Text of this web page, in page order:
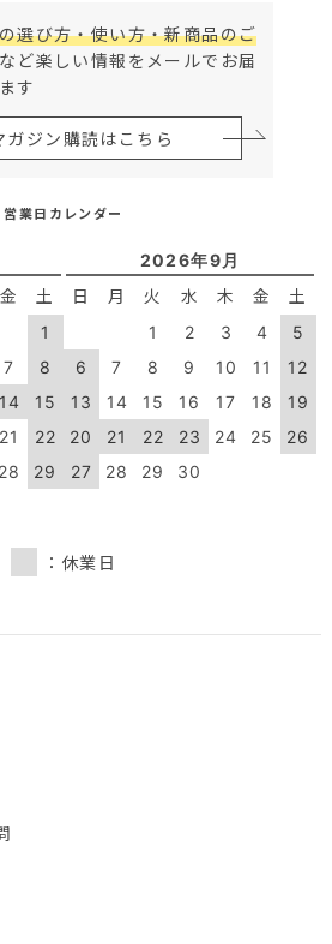
選び方・使い方・新商品のご
ど楽しい情報をメールでお届
す
ガジン購読はこちら
営業日カレンダー
金 土
1
7
8
14
15
21
22
28
29
2026年9月
日 月 火 水 木 金 土
1 2 3 4
5
6
7 8 9 10 11
12
13
14 15 16 17 18
19
20
21 22 23 24 25
26
27
28 29 30
：休業日